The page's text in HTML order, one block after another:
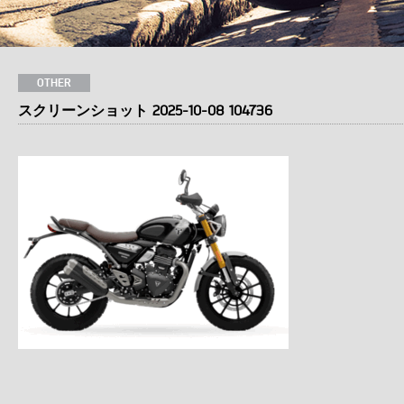
OTHER
スクリーンショット 2025-10-08 104736